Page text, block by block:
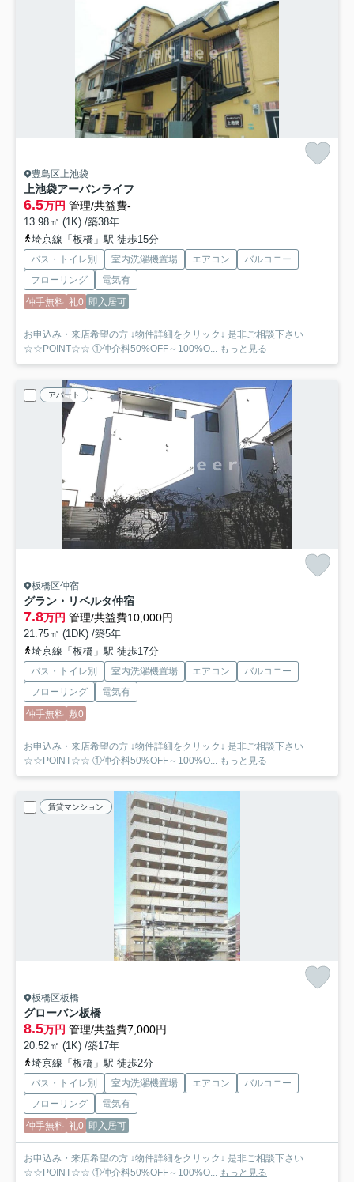
豊島区上池袋
上池袋アーバンライフ
6.5万円 管理/共益費-
13.98㎡ (1K) /築38年
埼京線「板橋」駅 徒歩15分
バス・トイレ別 室内洗濯機置場 エアコン
バルコニー
フローリング
電気有
仲手無料 礼0 即入居可
お申込み・来店希望の方 ↓物件詳細をクリック↓ 是非ご相談下さい
☆☆POINT☆☆ ①仲介料50%OFF～100%O...
もっと見る
アパート
板橋区仲宿
グラン・リベルタ仲宿
7.8万円 管理/共益費10,000円
21.75㎡ (1DK) /築5年
埼京線「板橋」駅 徒歩17分
バス・トイレ別 室内洗濯機置場 エアコン
バルコニー
フローリング
電気有
仲手無料 敷0
お申込み・来店希望の方 ↓物件詳細をクリック↓ 是非ご相談下さい
☆☆POINT☆☆ ①仲介料50%OFF～100%O...
もっと見る
賃貸マンション
板橋区板橋
グローバン板橋
8.5万円 管理/共益費7,000円
20.52㎡ (1K) /築17年
埼京線「板橋」駅 徒歩2分
バス・トイレ別 室内洗濯機置場 エアコン
バルコニー
フローリング
電気有
仲手無料 礼0 即入居可
お申込み・来店希望の方 ↓物件詳細をクリック↓ 是非ご相談下さい
☆☆POINT☆☆ ①仲介料50%OFF～100%O...
もっと見る